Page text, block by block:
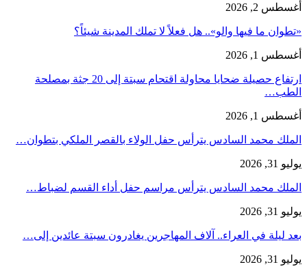
أغسطس 2, 2026
«تطوان ما فيها والو».. هل فعلاً لا تملك المدينة شيئاً؟
أغسطس 1, 2026
ارتفاع حصيلة ضحايا محاولة اقتحام سبتة إلى 20 جثة بمصلحة
الطب…
أغسطس 1, 2026
الملك محمد السادس يترأس حفل الولاء بالقصر الملكي بتطوان…
يوليو 31, 2026
الملك محمد السادس يترأس مراسم حفل أداء القسم لضباط…
يوليو 31, 2026
بعد ليلة في العراء.. آلاف المهاجرين يغادرون سبتة عائدين إلى…
يوليو 31, 2026